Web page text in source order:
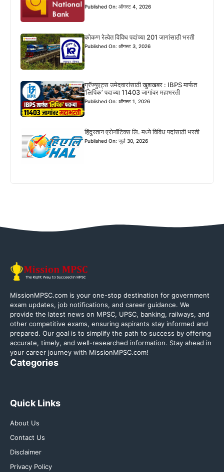
Published On: ऑगस्ट 4, 2026
कोकण रेल्वेत विविध पदांच्या 201 जागांसाठी भरती
Published On: ऑगस्ट 3, 2026
ग्रॅज्युएट्स उमेदवारांसाठी खुशखबर : IBPS मार्फत
‘लिपिक’ पदाच्या 11403 जागांवर महाभरती
Published On: ऑगस्ट 1, 2026
हिंदुस्तान एरोनॉटिक्स लि. मध्ये विविध पदांसाठी भरती
Published On: जुलै 30, 2026
MissionMPSC.com is your one-stop destination for government
exam updates, job notifications, and career guidance. We
provide the latest news on MPSC, UPSC, banking, railways, and
other competitive exams, ensuring aspirants stay informed and
prepared. Our goal is to simplify the path to success by offering
accurate, timely, and well-researched information. Stay ahead in
your career journey with MissionMPSC.com!
Categories
Quick Links
About Us
Contact Us
Disclaimer
Privacy Policy